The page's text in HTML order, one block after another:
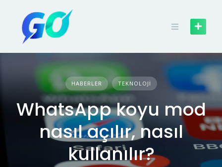
HABERLER TEKNOLOJI
WhatsApp koyu mod
nasıl açılır, nasıl
kullanılır?